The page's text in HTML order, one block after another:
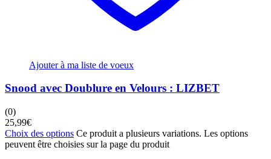
Ajouter à ma liste de voeux
Snood avec Doublure en Velours : LIZBET
(0)
25,99€
Choix des options Ce produit a plusieurs variations. Les options
peuvent être choisies sur la page du produit